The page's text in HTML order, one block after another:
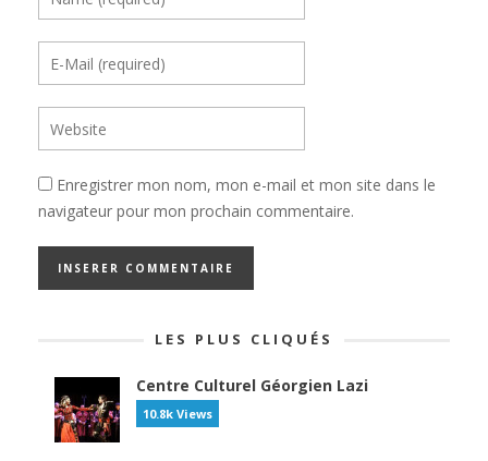
Enregistrer mon nom, mon e-mail et mon site dans le
navigateur pour mon prochain commentaire.
LES PLUS CLIQUÉS
Centre Culturel Géorgien Lazi
10.8k Views